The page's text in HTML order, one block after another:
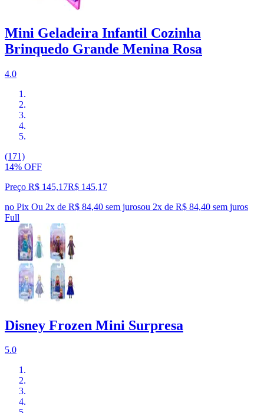
Mini Geladeira Infantil Cozinha
Brinquedo Grande Menina Rosa
4.0
(171)
14% OFF
Preço R$ 145,17R$ 145,17
no Pix Ou 2x de R$ 84,40 sem jurosou 2x de R$ 84,40 sem juros
Full
Disney Frozen Mini Surpresa
5.0